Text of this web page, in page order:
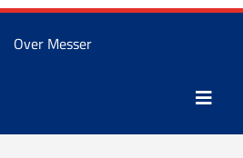
Over Messer